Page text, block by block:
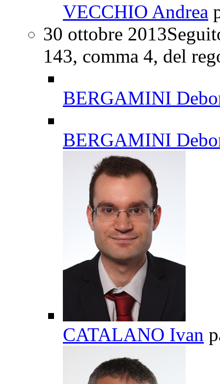
VECCHIO Andrea
30 ottobre 2013
143, comma 4, del
BERGAMINI
BERGAMINI
CATALANO Ivan